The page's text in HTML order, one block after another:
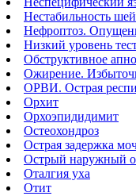
Нестабильность
Нефроптоз.
Низкий уровень
Обструктивное
Ожирение.
ОРВИ. Острая
Орхит
Орхоэпидидимит
Остеохондроз
Острая задержка
Острый наружный
Оталгия уха
Отит